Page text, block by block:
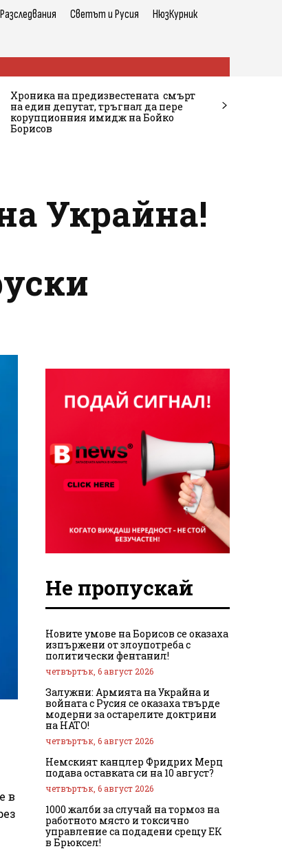
Разследвания Светът и Русия НюзКурник
Хроника на предизвестената смърт
на един депутат, тръгнал да пере
корупционния имидж на Бойко
Борисов
Украйна!
в
Не пропускай
Новите умове на Борисов се оказаха
изпържени от злоупотреба с
политически фентанил!
четвъртък, 6 август 2026
Залужни: Армията на Украйна и
войната с Русия се оказаха твърде
модерни за остарелите доктрини
на НАТО!
четвъртък, 6 август 2026
Немският канцлер Фридрих Мерц
подава оставката си на 10 август?
четвъртък, 6 август 2026
1000 жалби за случай на тормоз на
работното място и токсично
управление са подадени срещу ЕК
в Брюксел!